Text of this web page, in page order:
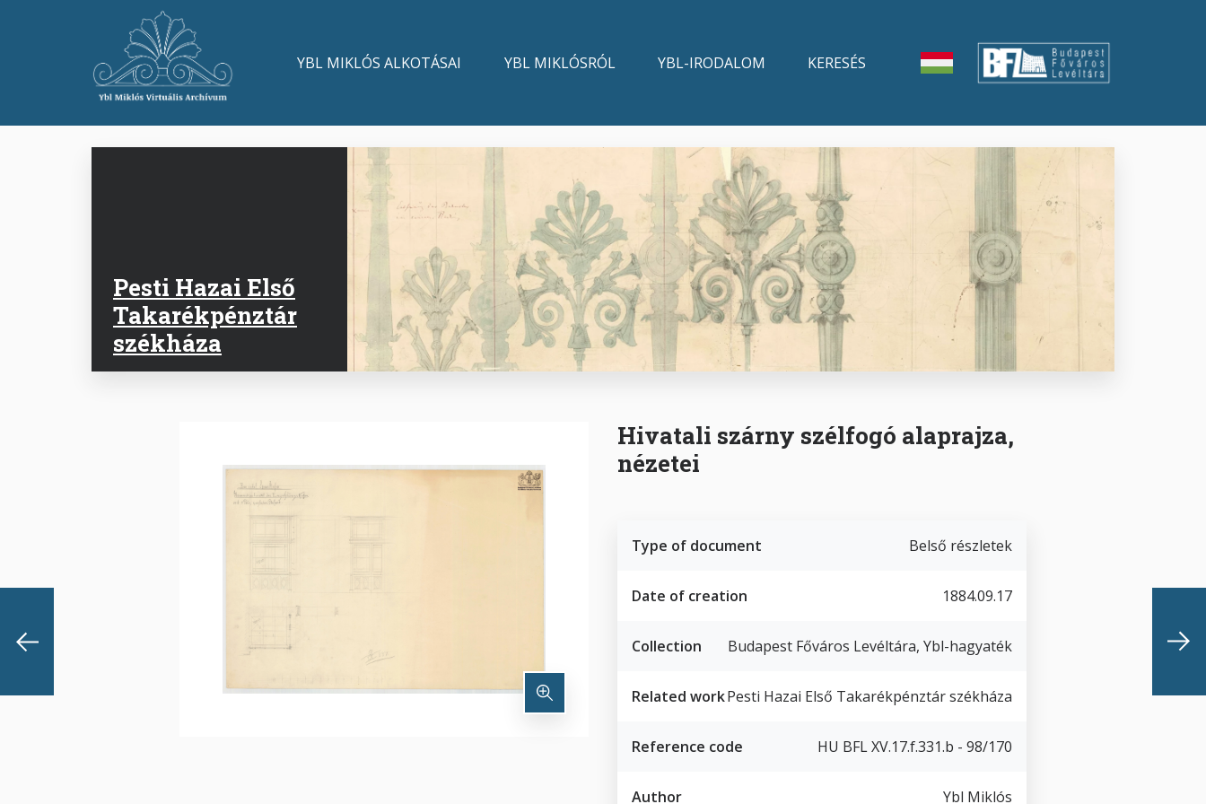
MainYBL MIKLÓS ALKOTÁSAI YBL MIKLÓSRÓL YBL-IRODALOM KERESÉS
Pesti Hazai Első
Takarékpénztár
székháza
Hivatali szárny szélfogó alaprajza,
nézetei
Type of document Belső részletek
Date of creation 1884.09.17
Collection Budapest Főváros Levéltára, Ybl-hagyaték
Related workPesti Hazai Első Takarékpénztár székháza
Reference code HU BFL XV.17.f.331.b - 98/170
Author Ybl Miklós